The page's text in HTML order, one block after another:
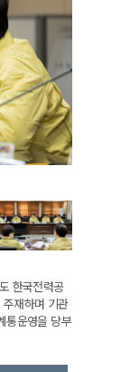
한국전력공
재하며 기관
통운영을 당부